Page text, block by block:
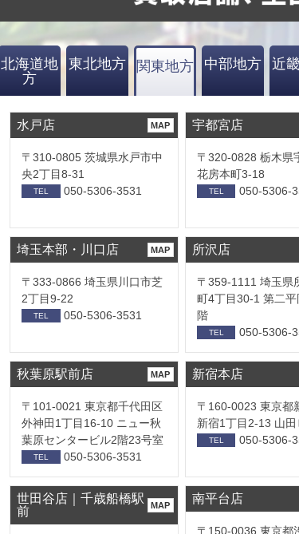
北海道地
方
東北地方 関東地方 中部地方 近
水戸店 MAP
〒310-0805 茨城県水戸市中
央2丁目8-31
TEL 050-5306-3531
宇都宮店
〒320-0828 栃木県
花房本町3-18
TEL 050-5306-
埼玉本部・川口店 MAP
〒333-0866 埼玉県川口市芝
2丁目9-22
TEL 050-5306-3531
所沢店
〒359-1111 埼玉県
町4丁目30-1 第二平
階
TEL 050-5306-
秋葉原駅前店 MAP
〒101-0021 東京都千代田区
外神田1丁目16-10 ニュー秋
葉原センタービル2階23号室
TEL 050-5306-3531
新宿本店
〒160-0023 東京都
新宿1丁目2-13 山
TEL 050-5306-
世田谷店｜千歳船橋駅
前
MAP 南平台店
〒150-0036 東京都